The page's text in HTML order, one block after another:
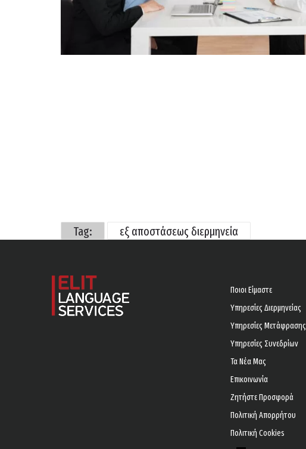
Tag:
εξ αποστάσεως διερμηνεία
Ποιοι Είμαστε
Υπηρεσίες Διερμηνείας
Υπηρεσίες Μετάφρασης
Υπηρεσίες Συνεδρίων
Τα Νέα Μας
Επικοινωνία
Ζητήστε Προσφορά
Πολιτική Απορρήτου
Πολιτική Cookies